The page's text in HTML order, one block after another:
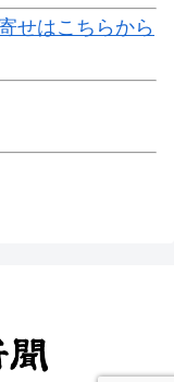
せはこちらから